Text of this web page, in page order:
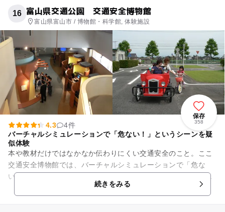
16 富山県交通公園 交通安全博物館
富山県富山市 / 博物館・科学館, 体験施設
保存
358
4.3
4件
バーチャルシミュレーションで「危ない！」というシーンを疑
似体験
本や教材だけではなかなか伝わりにくい交通安全のこと。ここ
交通安全博物館では、バーチャルシミュレーションで「危な
い！」というシーンを疑似体験できます。全国唯一の交通安全
教育施設として昭和61年開館...続きをみる